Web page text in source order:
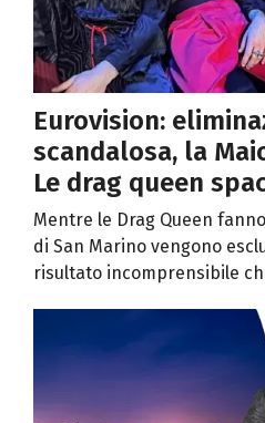
Eurovision:
scandalosa, la
Le drag queen
Mentre le Drag Queen
di San Marino vengono
risultato incomprensibile